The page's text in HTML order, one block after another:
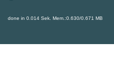
done in 0.014 Sek. Mem.:0.630/0.671 MB